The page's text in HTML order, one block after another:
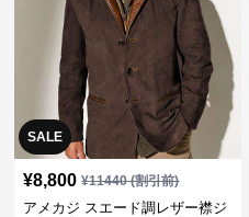
SALE
¥8,800 ¥11440(割引前)
アメカジ スエード調レザー襟ジ